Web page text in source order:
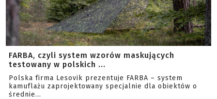
FARBA, czyli system wzorów maskujących
testowany w polskich ...
Polska firma Lesovik prezentuje FARBA – system
kamuflażu zaprojektowany specjalnie dla obiektów o
średnie...